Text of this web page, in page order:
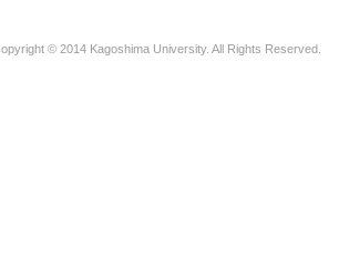
© 2014 Kagoshima University. All Rights Reserved.